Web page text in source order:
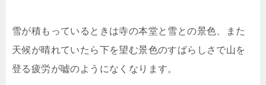
雪が積もっているときは寺の本堂と雪との景色、また
天候が晴れていたら下を望む景色のすばらしさで山を
登る疲労が嘘のようになくなります。